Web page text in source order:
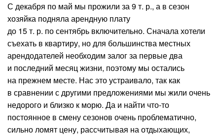
С декабря по май мы прожили за 9 т. р., а в сезон
хозяйка подняла арендную плату
до 15 т. р. по сентябрь включительно. Сначала хотели
съехать в квартиру, но для большинства местных
арендодателей необходим залог за первые два
и последний месяц жизни, поэтому мы остались
на прежнем месте. Нас это устраивало, так как
в сравнении с другими предложениями мы жили очень
недорого и близко к морю. Да и найти что-то
постоянное в смену сезонов очень проблематично,
сильно ломят цену, рассчитывая на отдыхающих,